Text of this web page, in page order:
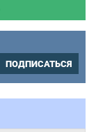
ПОДПИСАТЬСЯ